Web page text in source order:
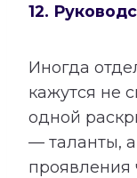
12.
Иногда
кажутся не
одной
— таланты,
проявления